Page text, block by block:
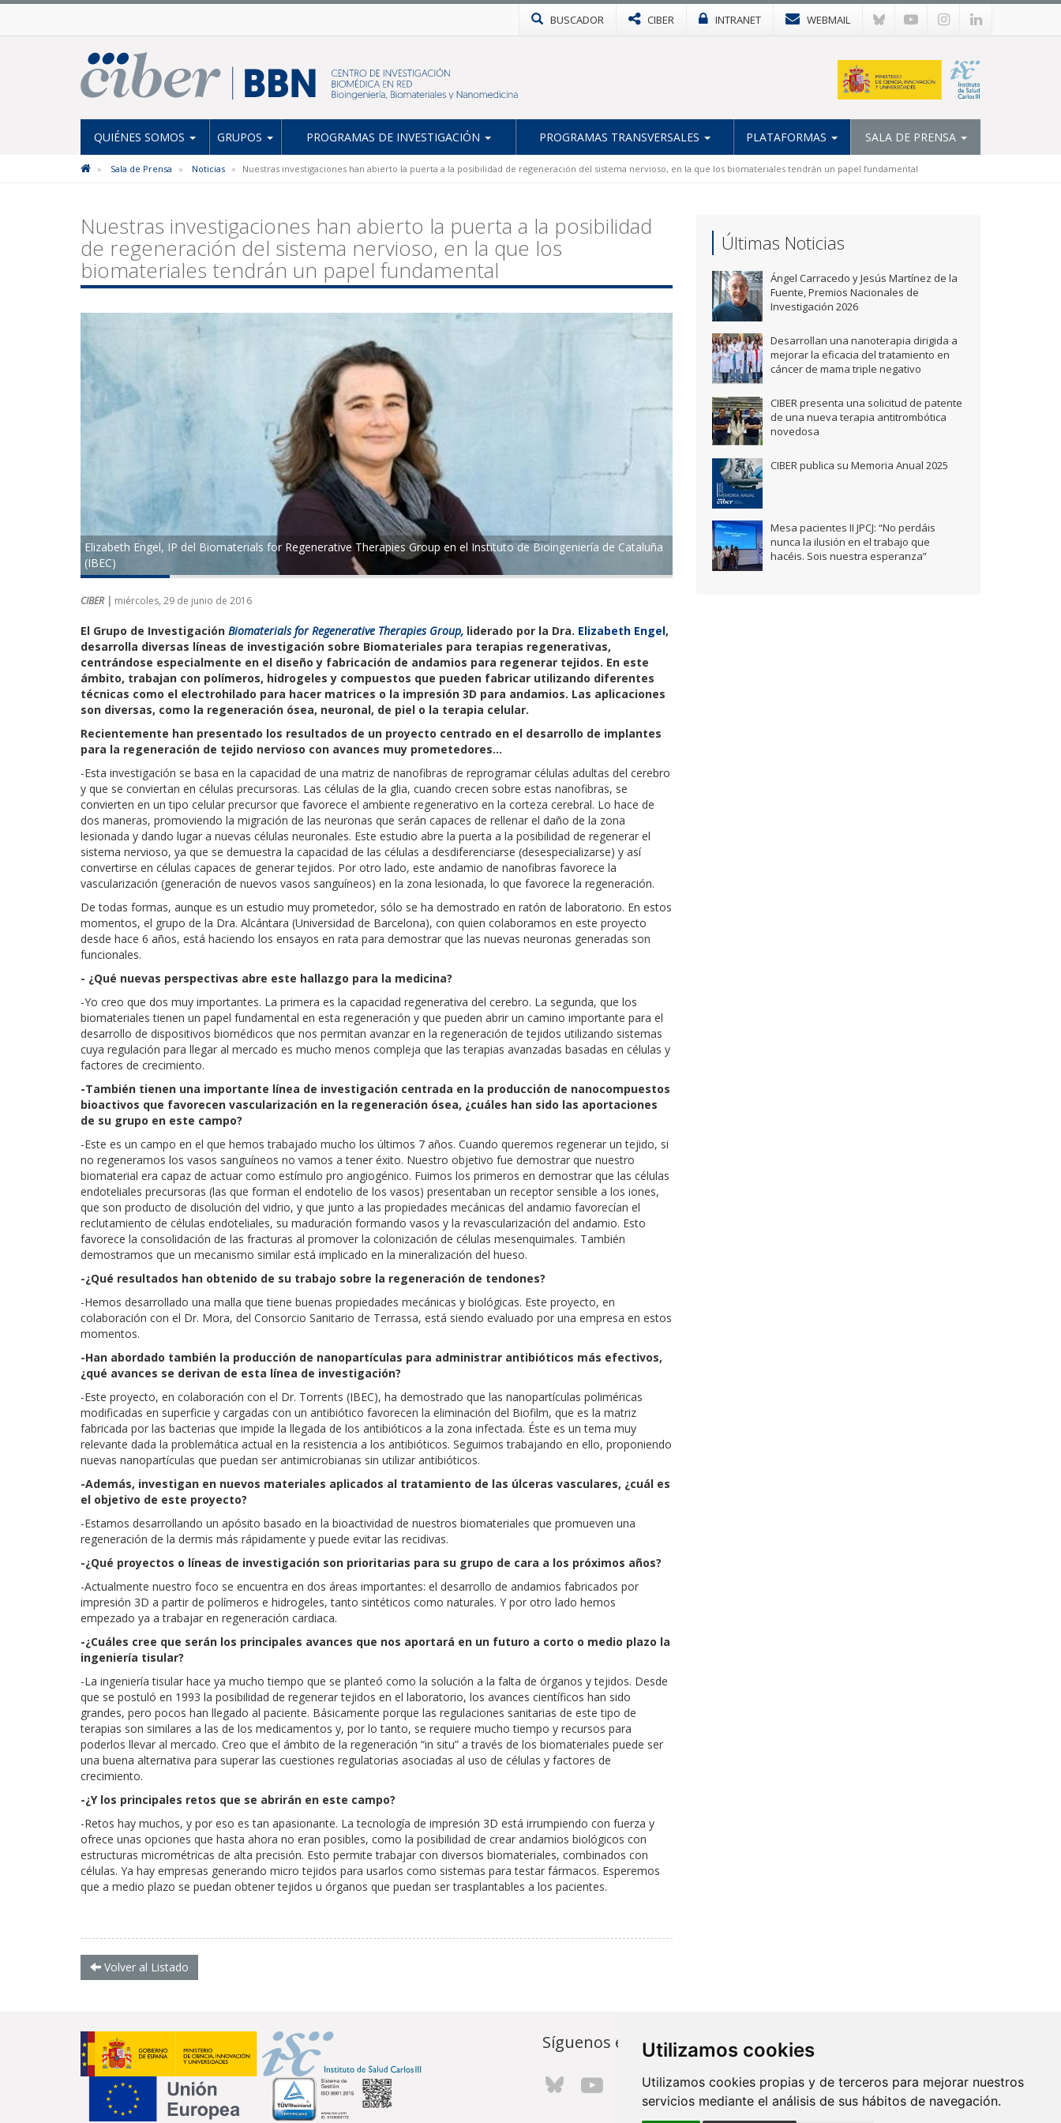
Utilizamos cookies
Utilizamos cookies propias y de terceros para mejorar nuestros
servicios mediante el análisis de sus hábitos de navegación.
BUSCADOR CIBER INTRANET WEBMAIL
QUIÉNES SOMOS GRUPOS PROGRAMAS DE INVESTIGACIÓN PROGRAMAS TRANSVERSALES PLATAFORMAS SALA DE PRENSA
Sala de Prensa Noticias Nuestras investigaciones han abierto la puerta a la posibilidad de regeneración del sistema nervioso, en la que los biomateriales tendrán un papel fundamental
Nuestras investigaciones han abierto la puerta a la posibilidad
de regeneración del sistema nervioso, en la que los
biomateriales tendrán un papel fundamental
Elizabeth Engel, IP del Biomaterials for Regenerative Therapies Group en el Instituto de Bioingeniería de Cataluña
(IBEC)
CIBER | miércoles, 29 de junio de 2016
El Grupo de Investigación Biomaterials for Regenerative Therapies Group, liderado por la Dra. Elizabeth Engel,
desarrolla diversas líneas de investigación sobre Biomateriales para terapias regenerativas,
centrándose especialmente en el diseño y fabricación de andamios para regenerar tejidos. En este
ámbito, trabajan con polímeros, hidrogeles y compuestos que pueden fabricar utilizando diferentes
técnicas como el electrohilado para hacer matrices o la impresión 3D para andamios. Las aplicaciones
son diversas, como la regeneración ósea, neuronal, de piel o la terapia celular.
Recientemente han presentado los resultados de un proyecto centrado en el desarrollo de implantes
para la regeneración de tejido nervioso con avances muy prometedores…
-Esta investigación se basa en la capacidad de una matriz de nanofibras de reprogramar células adultas del cerebro
y que se conviertan en células precursoras. Las células de la glia, cuando crecen sobre estas nanofibras, se
convierten en un tipo celular precursor que favorece el ambiente regenerativo en la corteza cerebral. Lo hace de
dos maneras, promoviendo la migración de las neuronas que serán capaces de rellenar el daño de la zona
lesionada y dando lugar a nuevas células neuronales. Este estudio abre la puerta a la posibilidad de regenerar el
sistema nervioso, ya que se demuestra la capacidad de las células a desdiferenciarse (desespecializarse) y así
convertirse en células capaces de generar tejidos. Por otro lado, este andamio de nanofibras favorece la
vascularización (generación de nuevos vasos sanguíneos) en la zona lesionada, lo que favorece la regeneración.
De todas formas, aunque es un estudio muy prometedor, sólo se ha demostrado en ratón de laboratorio. En estos
momentos, el grupo de la Dra. Alcántara (Universidad de Barcelona), con quien colaboramos en este proyecto
desde hace 6 años, está haciendo los ensayos en rata para demostrar que las nuevas neuronas generadas son
funcionales.
- ¿Qué nuevas perspectivas abre este hallazgo para la medicina?
-Yo creo que dos muy importantes. La primera es la capacidad regenerativa del cerebro. La segunda, que los
biomateriales tienen un papel fundamental en esta regeneración y que pueden abrir un camino importante para el
desarrollo de dispositivos biomédicos que nos permitan avanzar en la regeneración de tejidos utilizando sistemas
cuya regulación para llegar al mercado es mucho menos compleja que las terapias avanzadas basadas en células y
factores de crecimiento.
-También tienen una importante línea de investigación centrada en la producción de nanocompuestos
bioactivos que favorecen vascularización en la regeneración ósea, ¿cuáles han sido las aportaciones
de su grupo en este campo?
-Este es un campo en el que hemos trabajado mucho los últimos 7 años. Cuando queremos regenerar un tejido, si
no regeneramos los vasos sanguíneos no vamos a tener éxito. Nuestro objetivo fue demostrar que nuestro
biomaterial era capaz de actuar como estímulo pro angiogénico. Fuimos los primeros en demostrar que las células
endoteliales precursoras (las que forman el endotelio de los vasos) presentaban un receptor sensible a los iones,
que son producto de disolución del vidrio, y que junto a las propiedades mecánicas del andamio favorecían el
reclutamiento de células endoteliales, su maduración formando vasos y la revascularización del andamio. Esto
favorece la consolidación de las fracturas al promover la colonización de células mesenquimales. También
demostramos que un mecanismo similar está implicado en la mineralización del hueso.
-¿Qué resultados han obtenido de su trabajo sobre la regeneración de tendones?
-Hemos desarrollado una malla que tiene buenas propiedades mecánicas y biológicas. Este proyecto, en
colaboración con el Dr. Mora, del Consorcio Sanitario de Terrassa, está siendo evaluado por una empresa en estos
momentos.
-Han abordado también la producción de nanopartículas para administrar antibióticos más efectivos,
¿qué avances se derivan de esta línea de investigación?
-Este proyecto, en colaboración con el Dr. Torrents (IBEC), ha demostrado que las nanopartículas poliméricas
modificadas en superficie y cargadas con un antibiótico favorecen la eliminación del Biofilm, que es la matriz
fabricada por las bacterias que impide la llegada de los antibióticos a la zona infectada. Éste es un tema muy
relevante dada la problemática actual en la resistencia a los antibióticos. Seguimos trabajando en ello, proponiendo
nuevas nanopartículas que puedan ser antimicrobianas sin utilizar antibióticos.
-Además, investigan en nuevos materiales aplicados al tratamiento de las úlceras vasculares, ¿cuál es
el objetivo de este proyecto?
-Estamos desarrollando un apósito basado en la bioactividad de nuestros biomateriales que promueven una
regeneración de la dermis más rápidamente y puede evitar las recidivas.
-¿Qué proyectos o líneas de investigación son prioritarias para su grupo de cara a los próximos años?
-Actualmente nuestro foco se encuentra en dos áreas importantes: el desarrollo de andamios fabricados por
impresión 3D a partir de polímeros e hidrogeles, tanto sintéticos como naturales. Y por otro lado hemos
empezado ya a trabajar en regeneración cardiaca.
-¿Cuáles cree que serán los principales avances que nos aportará en un futuro a corto o medio plazo la
ingeniería tisular?
-La ingeniería tisular hace ya mucho tiempo que se planteó como la solución a la falta de órganos y tejidos. Desde
que se postuló en 1993 la posibilidad de regenerar tejidos en el laboratorio, los avances científicos han sido
grandes, pero pocos han llegado al paciente. Básicamente porque las regulaciones sanitarias de este tipo de
terapias son similares a las de los medicamentos y, por lo tanto, se requiere mucho tiempo y recursos para
poderlos llevar al mercado. Creo que el ámbito de la regeneración “in situ” a través de los biomateriales puede ser
una buena alternativa para superar las cuestiones regulatorias asociadas al uso de células y factores de
crecimiento.
-¿Y los principales retos que se abrirán en este campo?
-Retos hay muchos, y por eso es tan apasionante. La tecnología de impresión 3D está irrumpiendo con fuerza y
ofrece unas opciones que hasta ahora no eran posibles, como la posibilidad de crear andamios biológicos con
estructuras micrométricas de alta precisión. Esto permite trabajar con diversos biomateriales, combinados con
células. Ya hay empresas generando micro tejidos para usarlos como sistemas para testar fármacos. Esperemos
que a medio plazo se puedan obtener tejidos u órganos que puedan ser trasplantables a los pacientes.
Volver al Listado
Últimas Noticias
Ángel Carracedo y Jesús Martínez de la
Fuente, Premios Nacionales de
Investigación 2026
Desarrollan una nanoterapia dirigida a
mejorar la eficacia del tratamiento en
cáncer de mama triple negativo
CIBER presenta una solicitud de patente
de una nueva terapia antitrombótica
novedosa
CIBER publica su Memoria Anual 2025
Mesa pacientes II JPCJ: “No perdáis
nunca la ilusión en el trabajo que
hacéis. Sois nuestra esperanza”
Síguenos en... Contacto
Av. Monforte de Lemos, 3-5. Pabellón
11. Planta 0 28029 Madrid
info@ciberisciii.es